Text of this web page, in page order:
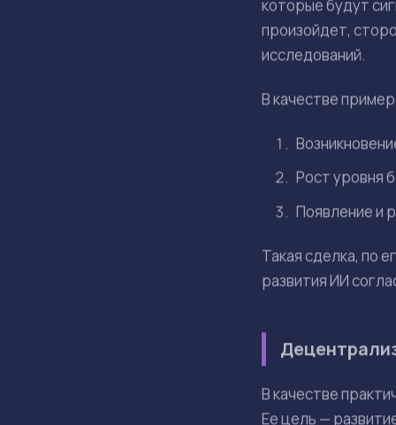
Эта позиция
«суверенного
что такая
Бутерин
году и считают,
наивным и
По словам
Именно эта
Механизм